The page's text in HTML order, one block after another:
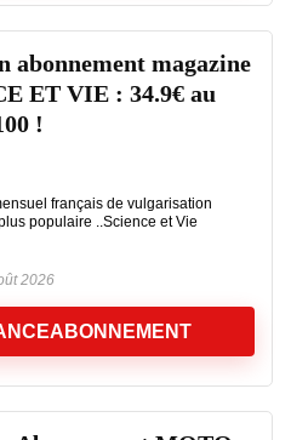
abonnement magazine
ET VIE : 34.9€ au
!
français de vulgarisation
populaire ..Science et Vie
2026